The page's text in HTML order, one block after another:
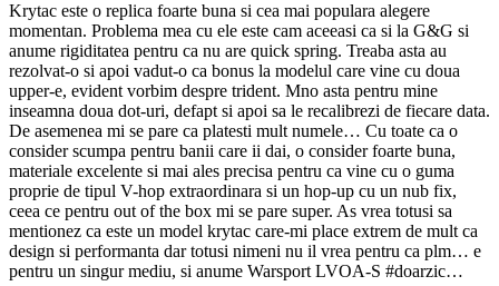
Krytac este o replica foarte buna si cea mai populara alegere
momentan. Problema mea cu ele este cam aceeasi ca si la G&G si
anume rigiditatea pentru ca nu are quick spring. Treaba asta au
rezolvat-o si apoi vadut-o ca bonus la modelul care vine cu doua
upper-e, evident vorbim despre trident. Mno asta pentru mine
inseamna doua dot-uri, defapt si apoi sa le recalibrezi de fiecare data.
De asemenea mi se pare ca platesti mult numele… Cu toate ca o
consider scumpa pentru banii care ii dai, o consider foarte buna,
materiale excelente si mai ales precisa pentru ca vine cu o guma
proprie de tipul V-hop extraordinara si un hop-up cu un nub fix,
ceea ce pentru out of the box mi se pare super. As vrea totusi sa
mentionez ca este un model krytac care-mi place extrem de mult ca
design si performanta dar totusi nimeni nu il vrea pentru ca plm… e
pentru un singur mediu, si anume Warsport LVOA-S #doarzic…